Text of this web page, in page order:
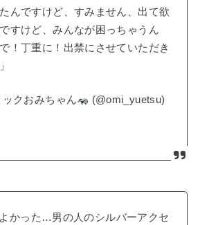
んですけど、すみません、出て欲
すけど、みんなが困っちゃうん
丁重に！出禁にさせていただき
クおみちゃん
(@omi_yuetsu)
かった…男の人のシルバーアクセ